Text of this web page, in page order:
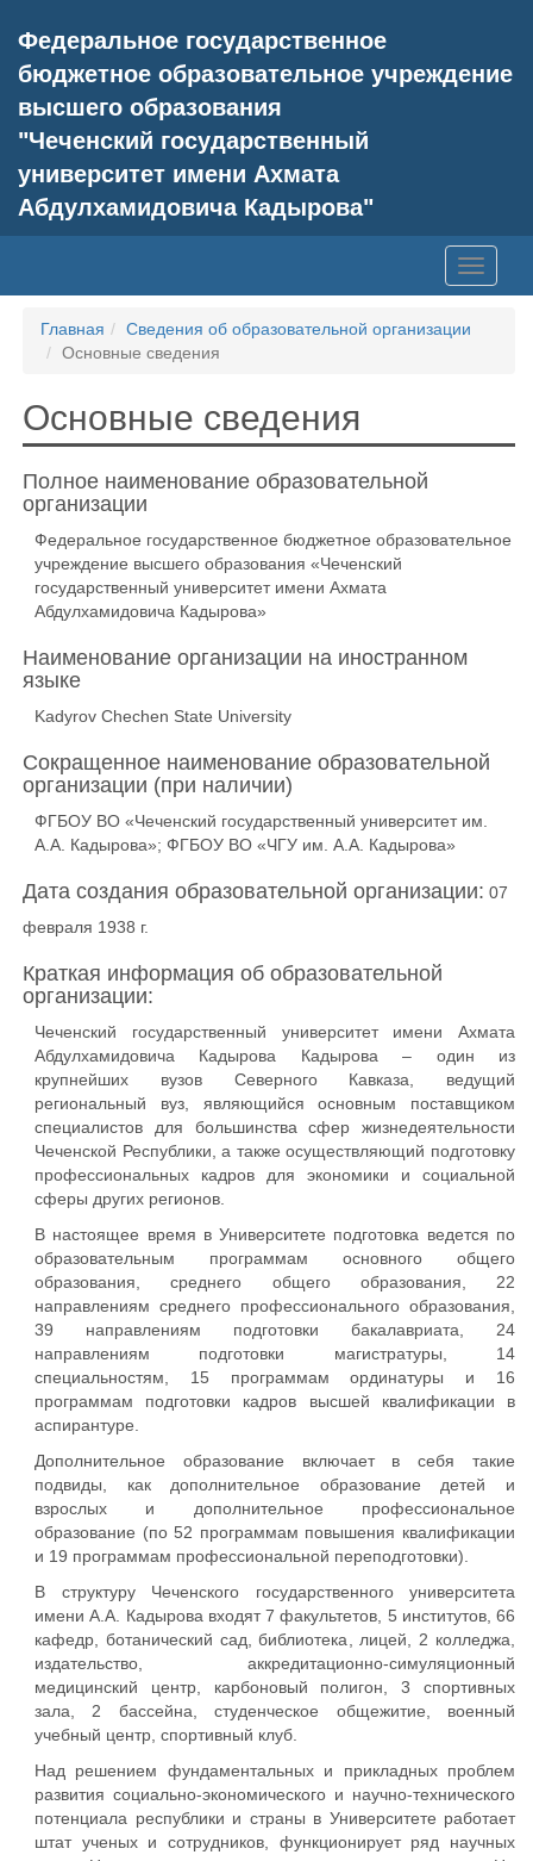
Федеральное государственное
бюджетное образовательное учреждение
высшего образования
"Чеченский государственный
университет имени Ахмата
Абдулхамидовича Кадырова"
Toggle
Главная
Сведения об образовательной организации
Основные сведения
Основные сведения
Полное наименование образовательной
организации
Федеральное государственное бюджетное образовательное
учреждение высшего образования «Чеченский
государственный университет имени Ахмата
Абдулхамидовича Кадырова»
Наименование организации на иностранном
языке
Kadyrov Chechen State University
Сокращенное наименование образовательной
организации (при наличии)
ФГБОУ ВО «Чеченский государственный университет им.
А.А. Кадырова»; ФГБОУ ВО «ЧГУ им. А.А. Кадырова»
Дата создания образовательной организации: 07
февраля 1938 г.
Краткая информация об образовательной
организации:
Чеченский государственный университет имени Ахмата
Абдулхамидовича Кадырова Кадырова – один из
крупнейших вузов Северного Кавказа, ведущий
региональный вуз, являющийся основным поставщиком
специалистов для большинства сфер жизнедеятельности
Чеченской Республики, а также осуществляющий подготовку
профессиональных кадров для экономики и социальной
сферы других регионов.
В настоящее время в Университете подготовка ведется по
образовательным программам основного общего
образования, среднего общего образования, 22
направлениям среднего профессионального образования,
39 направлениям подготовки бакалавриата, 24
направлениям подготовки магистратуры, 14
специальностям, 15 программам ординатуры и 16
программам подготовки кадров высшей квалификации в
аспирантуре.
Дополнительное образование включает в себя такие
подвиды, как дополнительное образование детей и
взрослых и дополнительное профессиональное
образование (по 52 программам повышения квалификации
и 19 программам профессиональной переподготовки).
В структуру Чеченского государственного университета
имени А.А. Кадырова входят 7 факультетов, 5 институтов, 66
кафедр, ботанический сад, библиотека, лицей, 2 колледжа,
издательство, аккредитационно-симуляционный
медицинский центр, карбоновый полигон, 3 спортивных
зала, 2 бассейна, студенческое общежитие, военный
учебный центр, спортивный клуб.
Над решением фундаментальных и прикладных проблем
развития социально-экономического и научно-технического
потенциала республики и страны в Университете работает
штат ученых и сотрудников, функционирует ряд научных